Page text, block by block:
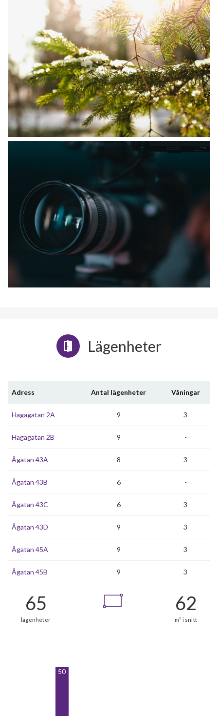
Lägenheter
Adress Antal lägenheter Våningar
Hagagatan 2A 9 3
Hagagatan 2B 9 -
Ågatan 43A 8 3
Ågatan 43B 6 -
Ågatan 43C 6 3
Ågatan 43D 9 3
Ågatan 45A 9 3
Ågatan 45B 9 3
50